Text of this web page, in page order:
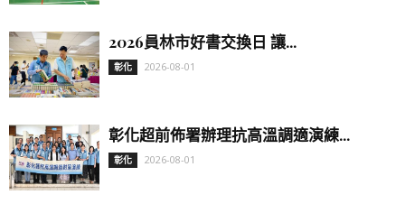
2026員林市好書交換日 讓...
彰化 2026-08-01
彰化超前佈署辦理抗高溫調適演練...
彰化 2026-08-01